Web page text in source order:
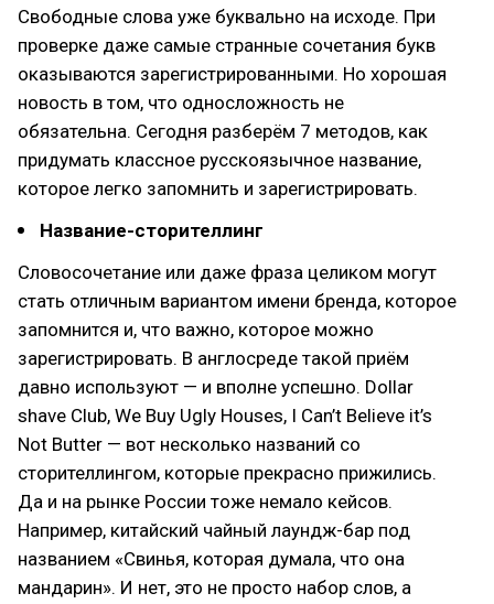
Свободные слова уже буквально на исходе. При
проверке даже самые странные сочетания букв
оказываются зарегистрированными. Но хорошая
новость в том, что односложность не
обязательна. Сегодня разберём 7 методов, как
придумать классное русскоязычное название,
которое легко запомнить и зарегистрировать.
Название-сторителлинг
Словосочетание или даже фраза целиком могут
стать отличным вариантом имени бренда, которое
запомнится и, что важно, которое можно
зарегистрировать. В англосреде такой приём
давно используют — и вполне успешно. Dollar
shave Club, We Buy Ugly Houses, I Can’t Believe it’s
Not Butter — вот несколько названий со
сторителлингом, которые прекрасно прижились.
Да и на рынке России тоже немало кейсов.
Например, китайский чайный лаундж-бар под
названием «Свинья, которая думала, что она
мандарин». И нет, это не просто набор слов, а